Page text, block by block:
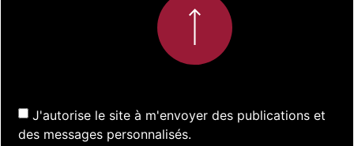
J'autorise le site à m'envoyer des publications et
des messages personnalisés.